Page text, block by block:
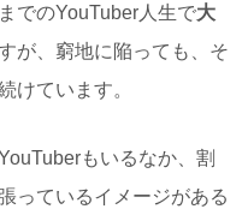
でのYouTuber人生で大
が、窮地に陥っても、そ
けています。
もいるなか、割
っているイメージがある